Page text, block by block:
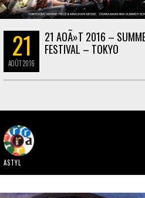
21
AOÛT2016
21 AOÃ»T 2016 –
FESTIVAL – TOKYO
ASTYL